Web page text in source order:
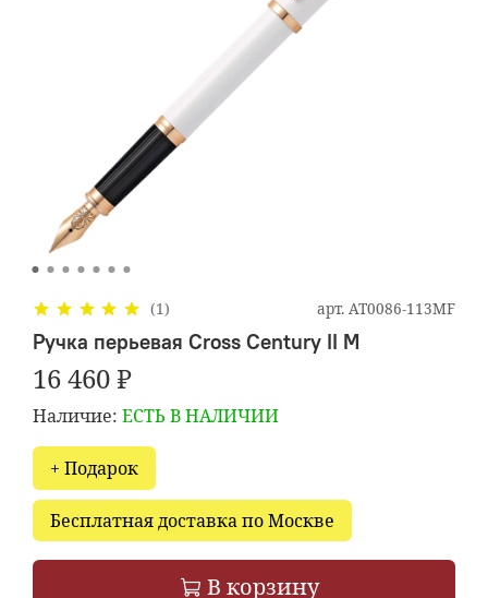
(1) арт. AT0086-113MF
Ручка перьевая Cross Century II M
16 460 ₽
Наличие: ЕСТЬ В НАЛИЧИИ
+ Подарок
Бесплатная доставка по Москве
В корзину